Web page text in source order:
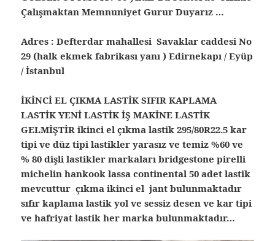
Çalışmaktan Memnuniyet Gurur Duyarız …
Adres : Defterdar mahallesi Savaklar caddesi No
29 (halk ekmek fabrikası yanı ) Edirnekapı / Eyüp
/ İstanbul
İKİNCİ EL ÇIKMA LASTİK SIFIR KAPLAMA
LASTİK YENİ LASTİK İŞ MAKİNE LASTİK
GELMİŞTİR ikinci el çıkma lastik 295/80R22.5 kar
tipi ve düz tipi lastikler yarasız ve temiz %60 ve
% 80 dişli lastikler markaları bridgestone pirelli
michelin hankook lassa continental 50 adet lastik
mevcuttur çıkma ikinci el jant bulunmaktadır
sıfır kaplama lastik yol ve sessiz desen ve kar tipi
ve hafriyat lastik her marka bulunmaktadır…